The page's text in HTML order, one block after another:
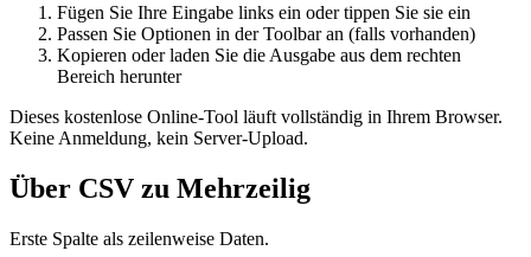
Fügen Sie Ihre Eingabe links ein oder tippen Sie sie ein
Passen Sie Optionen in der Toolbar an (falls vorhanden)
Kopieren oder laden Sie die Ausgabe aus dem rechten
Bereich herunter
Dieses kostenlose Online‑Tool läuft vollständig in Ihrem Browser.
Keine Anmeldung, kein Server‑Upload.
Über CSV zu Mehrzeilig
Erste Spalte als zeilenweise Daten.